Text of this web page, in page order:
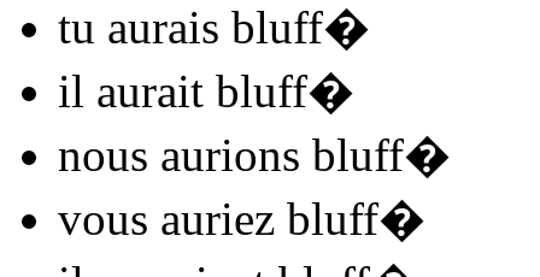
tu aurais bluff�
il aurait bluff�
nous aurions bluff�
vous auriez bluff�